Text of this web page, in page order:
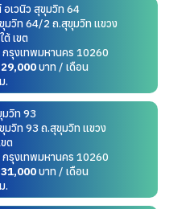
อเวนิว สุขุมวิท 64
มวิท 64/2 ถ.สุขุมวิท แขวง
ต้ เขต
กรุงเทพมหานคร 10260
บาท / เดือน
.
มวิท 93
มวิท 93 ถ.สุขุมวิท แขวง
ต
กรุงเทพมหานคร 10260
บาท / เดือน
.